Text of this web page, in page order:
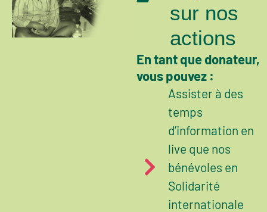
sur nos
actions
En tant que donateur,
vous pouvez :
Assister à des
temps
d’information en
live que nos
bénévoles en
Solidarité
internationale